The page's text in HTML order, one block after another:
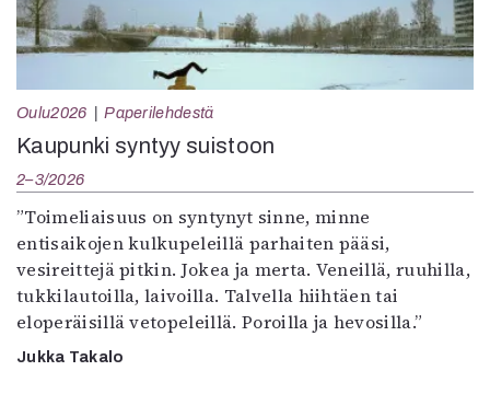
Oulu2026 Paperilehdestä
Kaupunki syntyy suistoon
2–3/2026
”Toimeliaisuus on syntynyt sinne, minne
entisaikojen kulkupeleillä parhaiten pääsi,
vesireittejä pitkin. Jokea ja merta. Veneillä, ruuhilla,
tukkilautoilla, laivoilla. Talvella hiihtäen tai
eloperäisillä vetopeleillä. Poroilla ja hevosilla.”
Jukka Takalo